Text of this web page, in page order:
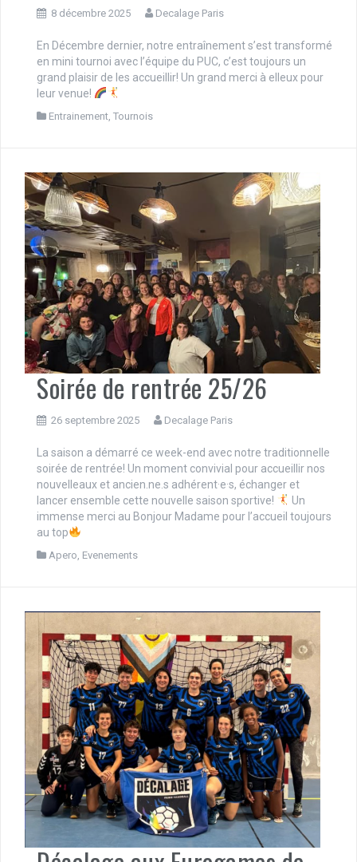
8 décembre 2025 Decalage Paris
En Décembre dernier, notre entraînement s’est transformé
en mini tournoi avec l’équipe du PUC, c’est toujours un
grand plaisir de les accueillir! Un grand merci à elleux pour
leur venue!
Entrainement Tournois
Soirée de rentrée 25/26
26 septembre 2025 Decalage Paris
La saison a démarré ce week-end avec notre traditionnelle
soirée de rentrée! Un moment convivial pour accueillir nos
nouvelleaux et ancien.ne.s adhérent·e·s, échanger et
lancer ensemble cette nouvelle saison sportive!
Un
immense merci au Bonjour Madame pour l’accueil toujours
au top
Apero Evenements